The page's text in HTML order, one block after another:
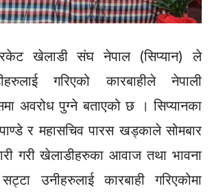
खेलाडी संघ नेपाल (सिप्यान) ले
गरिएको कारबाहीले नेपाली
अवरोध पुग्ने बताएको छ । सिप्यानका
र महासचिव पारस खड्काले सोमबार
गरी खेलाडीहरुका आवाज तथा भावना
उनीहरुलाई कारबाही गरिएकोमा